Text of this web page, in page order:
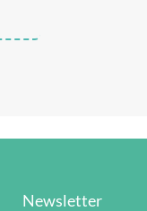
Newsletter